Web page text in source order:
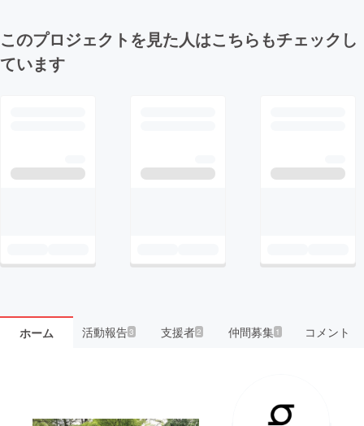
このプロジェクトを見た人はこちらもチェックし
ています
ホーム 活動報告3 支援者2 仲間募集 1 コメント